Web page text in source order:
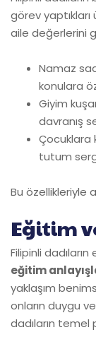
görev yaptıkları
aile değerlerini
Namaz
konulara
Giyim
davranış
Çocuklara
tutum
Bu özellikleriyle
Eğitim
Filipinli
eğitim
yaklaşım
onların duygu
dadıların temel